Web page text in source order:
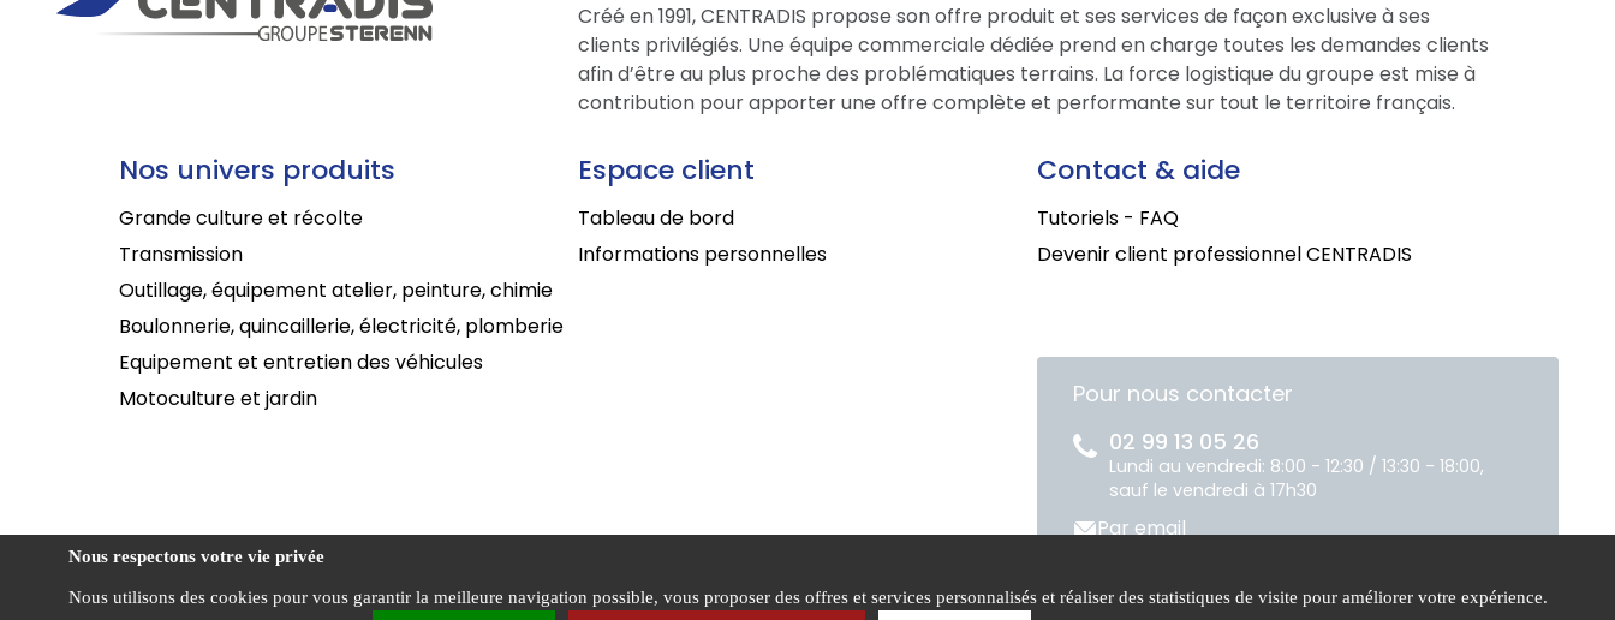
Créé en 1991, CENTRADIS propose son offre produit et ses services de façon exclusive à ses
clients privilégiés. Une équipe commerciale dédiée prend en charge toutes les demandes clients
afin d’être au plus proche des problématiques terrains. La force logistique du groupe est mise à
contribution pour apporter une offre complète et performante sur tout le territoire français.
Nos univers produits
Grande culture et récolte
Transmission
Outillage, équipement atelier, peinture, chimie
Boulonnerie, quincaillerie, électricité, plomberie
Equipement et entretien des véhicules
Motoculture et jardin
Espace client
Tableau de bord
Informations personnelles
Contact & aide
Tutoriels - FAQ
Devenir client professionnel CENTRADIS
Pour nous contacter
02 99 13 05 26
Lundi au vendredi: 8:00 - 12:30 / 13:30 - 18:00,
sauf le vendredi à 17h30
Par email
CENTRADIS © Conditions générales de Mentions Politique de Gestion des
Nous respectons votre vie privée
Nous utilisons des cookies pour vous garantir la meilleure navigation possible, vous proposer des offres et services personnalisés et réaliser des statistiques de visite pour améliorer votre expérience.